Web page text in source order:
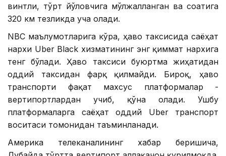
винтли, тўрт йўловчига мўлжалланган ва соатига
320 км тезликда уча олади.
NBC маълумотларига кўра, ҳаво таксисида саёҳат
нархи Uber Black хизматининг энг қиммат нархига
тенг бўлади. Ҳаво таксиси буюртма жиҳатидан
оддий таксидан фарқ қилмайди. Бироқ, ҳаво
транспорти фақат махсус платформалар -
вертипортлардан учиб, қўна олади. Ушбу
платформаларга саёҳат оддий Uber транспорт
воситаси томонидан таъминланади.
Америка телеканалининг хабар беришича,